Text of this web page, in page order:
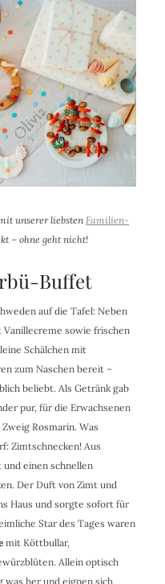
unserer liebsten Familien-
– ohne geht nicht!
Buffet
auf die Tafel: Neben
Vanillecreme sowie frischen
Schälchen mit
zum Naschen bereit –
beliebt. Als Getränk gab
pur, für die Erwachsenen
Rosmarin. Was
Zimtschnecken! Aus
einen schnellen
Der Duft von Zimt und
Haus und sorgte sofort für
Star des Tages waren
mit Köttbullar,
Allein optisch
was her und eignen sich